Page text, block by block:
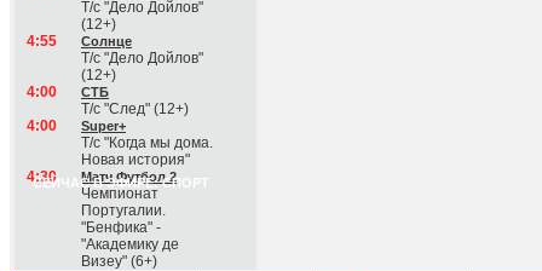
Т/с "Дело Дойлов"
(12+)
4:55
Солнце
Т/с "Дело Дойлов"
(12+)
4:00
СТБ
Т/с "След" (12+)
4:00
Super+
Т/с "Когда мы дома.
Новая история"
СЕЙЧАС В ЭФИРЕ: СПОРТ
4:30 Матч Футбол 2
Чемпионат
Португалии.
"Бенфика" -
"Академику де
Визеу" (6+)